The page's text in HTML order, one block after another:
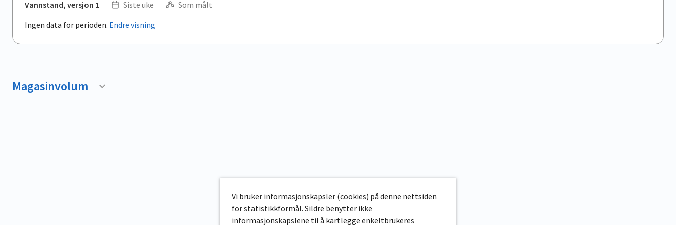
Vannstand, versjon 1 Siste uke
Som målt
Ingen data for perioden. Endre visning
Magasinvolum
Vi bruker informasjonskapsler (cookies) på denne nettsiden
for statistikkformål. Sildre benytter ikke
informasjonskapslene til å kartlegge enkeltbrukeres